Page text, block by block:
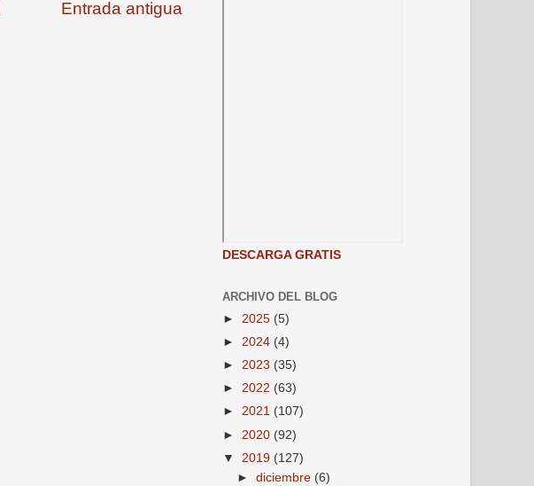
Entrada antigua
DESCARGA GRATIS
ARCHIVO DEL BLOG
► 2025 (5)
► 2024 (4)
► 2023 (35)
► 2022 (63)
► 2021 (107)
► 2020 (92)
▼ 2019 (127)
►diciembre (6)